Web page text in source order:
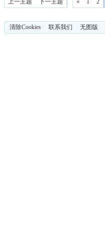
上一主题 下一主题 « 1 2
清除Cookies 联系我们 无图版